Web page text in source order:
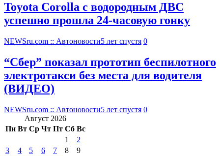
Toyota Corolla с водородным ДВС
успешно прошла 24-часовую гонку
NEWSru.com :: Автоновости5 лет спустя 0
“Сбер” показал прототип беспилотного
электротакси без места для водителя
(ВИДЕО)
NEWSru.com :: Автоновости5 лет спустя 0
Август 2026
Пн Вт Ср Чт Пт Сб Вс
1
2
3
4 5 6 7 8
9